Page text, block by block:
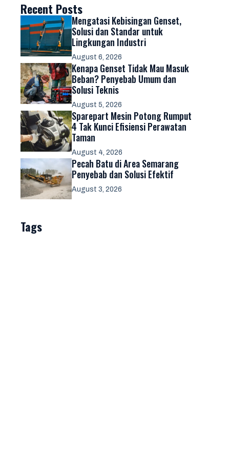
Recent Posts
Mengatasi Kebisingan Genset,
Solusi dan Standar untuk
Lingkungan Industri
August 6, 2026
Kenapa Genset Tidak Mau Masuk
Beban? Penyebab Umum dan
Solusi Teknis
August 5, 2026
Sparepart Mesin Potong Rumput
4 Tak Kunci Efisiensi Perawatan
Taman
August 4, 2026
Pecah Batu di Area Semarang
Penyebab dan Solusi Efektif
August 3, 2026
Tags